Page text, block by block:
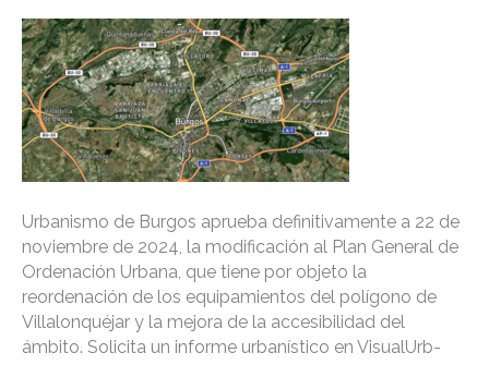
Urbanismo de Burgos aprueba definitivamente a 22 de
noviembre de 2024, la modificación al Plan General de
Ordenación Urbana, que tiene por objeto la
reordenación de los equipamientos del polígono de
Villalonquéjar y la mejora de la accesibilidad del
ámbito. Solicita un informe urbanístico en VisualUrb-